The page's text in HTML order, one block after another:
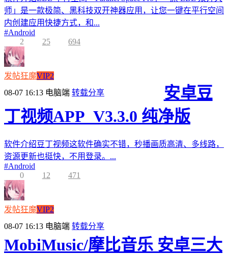
师」是一款极简、黑科技双开神器应用，让您一键在平行空间
内创建应用快捷方式，和...
#Android
2
25 694
发帖狂魔VIP2
08-07 16:13 电脑端 转载分享
安卓豆
丁视频APP_V3.3.0 纯净版
软件介绍豆丁视频这软件确实不错，秒播画质高清、多线路，
资源更新也挺快，不用登录。...
#Android
0
12 471
发帖狂魔VIP2
08-07 16:13 电脑端 转载分享
MobiMusic/摩比音乐 安卓三大